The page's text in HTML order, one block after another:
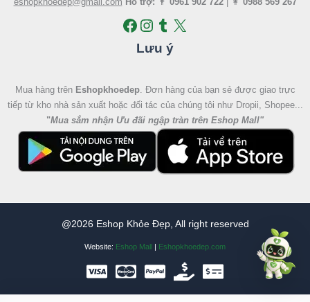
Lưu ý
Mua hàng trên Eshopkhoedep. Đơn hàng của bạn sẻ được giao trực
tiếp từ kho nhà sản xuất hoặc đối tác của chúng tôi như Dropii, Shopee...
"Mua sắm nhận Ưu đãi ngập tràn trên Eshop Mall"
@2026 Eshop Khỏe Đẹp, All right reserved
Website: Eshop Mall | Eshopkhoedep.com